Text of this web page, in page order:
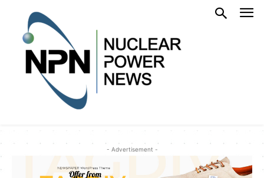
- Advertisement -